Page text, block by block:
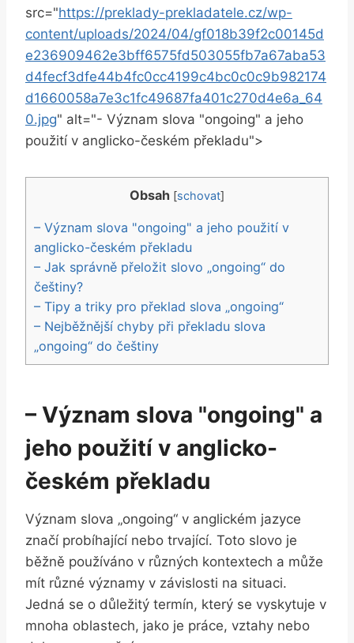
src="https://preklady-prekladatele.cz/wp-
content/uploads/2024/04/gf018b39f2c00145d
e236909462e3bff6575fd503055fb7a67aba53
d4fecf3dfe44b4fc0cc4199c4bc0c0c9b982174
d1660058a7e3c1fc49687fa401c270d4e6a_64
0.jpg" alt="- Význam slova "ongoing" a jeho
použití v anglicko-českém překladu">
Obsah [schovat]
– Význam slova "ongoing" a jeho použití v
anglicko-českém překladu
– Jak správně přeložit slovo „ongoing“ do
češtiny?
– Tipy a triky pro překlad slova „ongoing“
– Nejběžnější chyby při překladu slova
„ongoing“ do češtiny
– Význam slova "ongoing" a
jeho použití v anglicko-
českém překladu
Význam slova „ongoing“ v anglickém jazyce
značí probíhající nebo trvající. Toto slovo je
běžně používáno v různých kontextech a může
mít různé významy v závislosti na situaci.
Jedná se o důležitý termín, který se vyskytuje v
mnoha oblastech, jako je práce, vztahy nebo